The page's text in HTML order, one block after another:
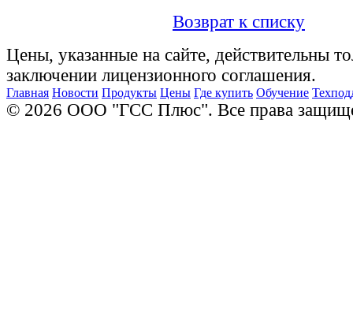
Возврат к списку
Цены, указанные на сайте, действительны
заключении лицензионного соглашения.
Главная Новости Продукты Цены Где купить Обучение
© 2026 ООО "ГСС Плюс". Все права